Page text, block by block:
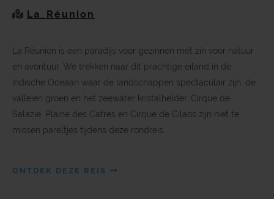
La_Réunion
La Réunion is een paradijs voor gezinnen met zin voor natuur
en avontuur. We trekken naar dit prachtige eiland in de
Indische Oceaan waar de landschappen spectaculair zijn, de
valleien groen en het zeewater kristalhelder. Cirque de
Salazie, Plaine des Cafres en Cirque de Cilaos zijn niet te
missen pareltjes tijdens deze rondreis.
ONTDEK DEZE REIS